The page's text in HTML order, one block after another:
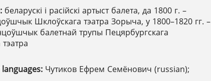
беларускі і расійскі артыст балета, да 1800 г. –
Шклоўскага тэатра Зорыча, у 1800–1820 гг. –
балетнай трупы Пецярбургскага
Чутиков Ефрем Семёнович (russian);